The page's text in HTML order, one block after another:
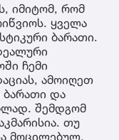
იმიტომ, რომ
ყველა
ბარათი.
ჩემი
ამოიღეთ
ბარათი და
შემდგომ
თუ
მოცილებულ,